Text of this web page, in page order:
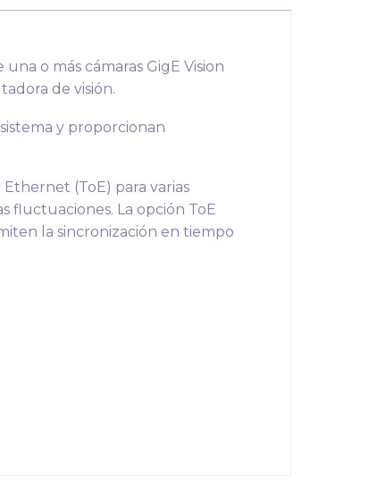
o más cámaras GigE Vision
de visión.
y proporcionan
(ToE) para varias
fluctuaciones. La opción ToE
la sincronización en tiempo